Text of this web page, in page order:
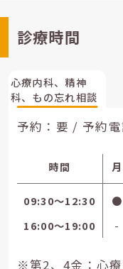
診療時間
心療内科、精神
科、もの忘れ相談
予約：要 / 予約電
時間 月
09:30〜12:30 ●
16:00〜19:00
-
※第2、4金：心